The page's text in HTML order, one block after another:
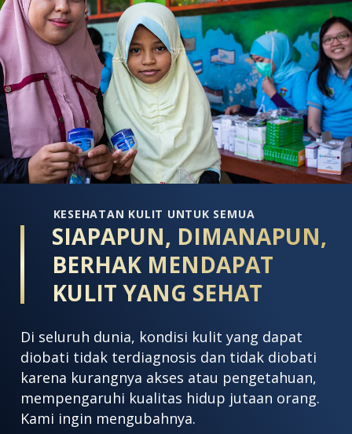
LOTION
SPF50
PA+++
ini
adalah
5.0
dari
5
dari
1
peringkat.
5
1
KESEHATAN KULIT UNTUK SEMUA
SIAPAPUN, DIMANAPUN,
BERHAK MENDAPAT
KULIT YANG SEHAT
Di seluruh dunia, kondisi kulit yang dapat
diobati tidak terdiagnosis dan tidak diobati
karena kurangnya akses atau pengetahuan,
mempengaruhi kualitas hidup jutaan orang.
Kami ingin mengubahnya.